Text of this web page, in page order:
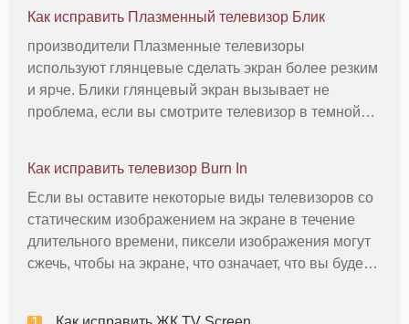
Как исправить Плазменный телевизор Блик
производители Плазменные телевизоры
используют глянцевые сделать экран более резким
и ярче. Блики глянцевый экран вызывает не
проблема, если вы смотрите телевизор в темной
телевизоры имеют специальное антибликовое
Как исправить телевизор Burn In
Если вы оставите некоторые виды телевизоров со
статическим изображением на экране в течение
длительного времени, пиксели изображения могут
сжечь, чтобы на экране, что означает, что вы будете